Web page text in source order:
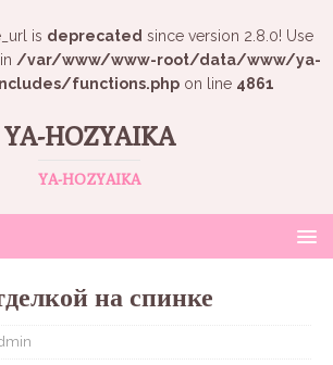
is deprecated since version 2.8.0! Use
/var/www/www-root/data/www/ya-
functions.php on line 4861
YA-HOZYAIKA
YA-HOZYAIKA
на спинке